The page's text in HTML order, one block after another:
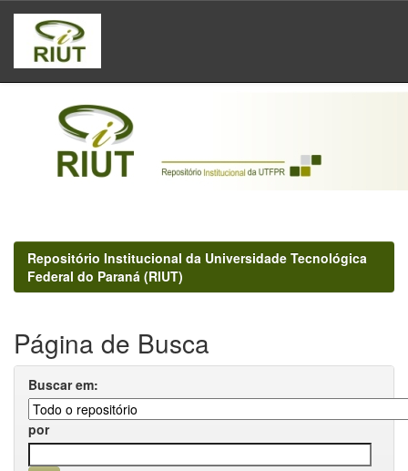
Skip
navigation
Repositório Institucional da Universidade Tecnológica
Federal do Paraná (RIUT)
Página de Busca
Buscar em:
por